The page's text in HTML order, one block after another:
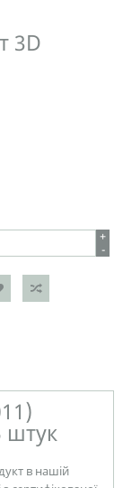
3D
+
-
штук
в нашій